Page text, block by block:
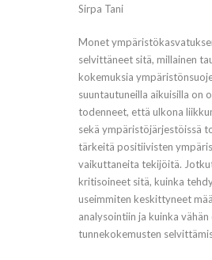
Sirpa Tani
Monet
selvittäneet sitä, millainen
kokemuksia
suuntautuneilla aikuisilla on
todenneet, että ulkona
sekä ympäristöjärjestöissä
tärkeitä positiivisten
vaikuttaneita tekijöitä.
kritisoineet sitä, kuinka
useimmiten keskittyneet
analysointiin ja kuinka
tunnekokemusten